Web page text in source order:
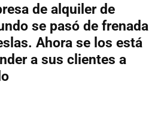
de alquiler de
se pasó de frenada
Ahora se los está
a sus clientes a